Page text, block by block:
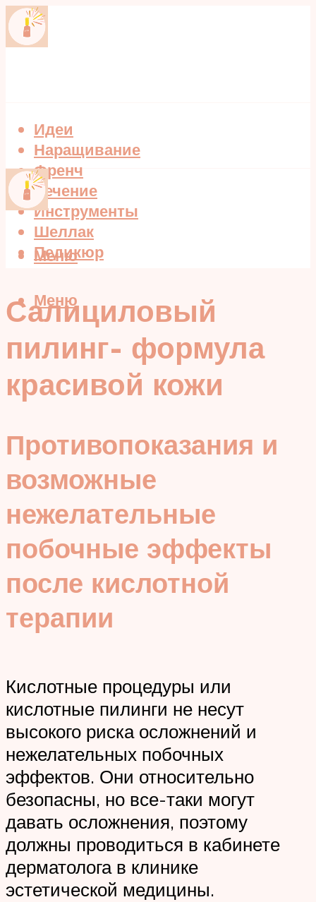
Идеи
Наращивание
Френч
Лечение
Инструменты
Шеллак
Педикюр
Меню
Меню
Салициловый
пилинг- формула
красивой кожи
Противопоказания и
возможные
нежелательные
побочные эффекты
после кислотной
терапии
Кислотные процедуры или
кислотные пилинги не несут
высокого риска осложнений и
нежелательных побочных
эффектов. Они относительно
безопасны, но все-таки могут
давать осложнения, поэтому
должны проводиться в кабинете
дерматолога в клинике
эстетической медицины.